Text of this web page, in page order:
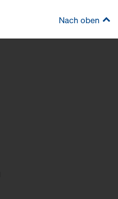
Nach oben